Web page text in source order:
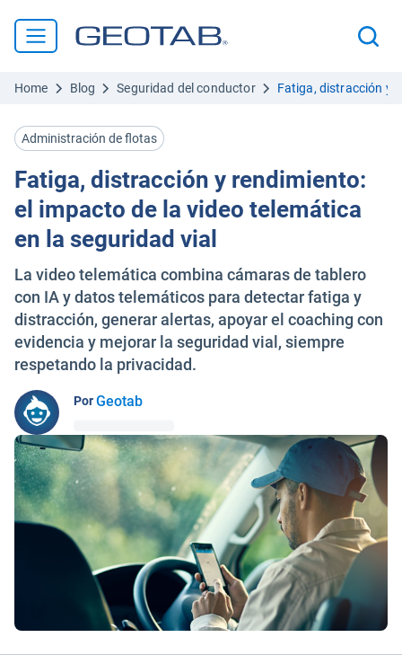
Home Blog Seguridad del conductor Fatiga, distracción y
Administración de flotas
Fatiga, distracción y rendimiento:
el impacto de la video telemática
en la seguridad vial
La video telemática combina cámaras de tablero
con IA y datos telemáticos para detectar fatiga y
distracción, generar alertas, apoyar el coaching con
evidencia y mejorar la seguridad vial, siempre
respetando la privacidad.
PorGeotab